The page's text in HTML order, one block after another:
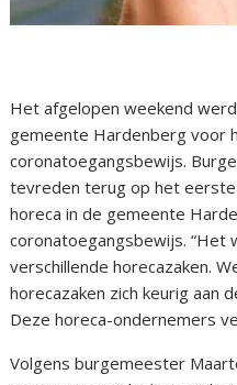
Het afgelopen weekend
gemeente Hardenberg
coronatoegangsbewijs.
tevreden terug op het
horeca in de gemeente
coronatoegangsbewijs. “Het
verschillende horecazaken.
horecazaken zich keurig aan
Deze horeca-ondernemers
Volgens burgemeester